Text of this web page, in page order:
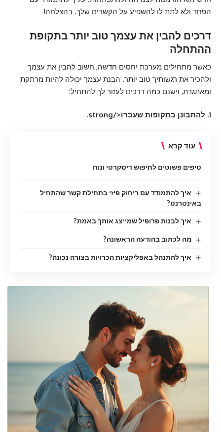
הפחד ולא לתת לו להשפיע על הקשרים שלך. בהצלחה!
דרכים להבין את עצמך טוב יותר בתקופת
ההתחלה
כאשר מתחילים מערכת יחסים חדשה, חשוב להבין את עצמך
ולהכיר את רגשותיך טוב יותר. הבנת עצמך יכולה להיות מרתקת
ומאתגרת, וישנם כמה דרכים לעזור לך להתחיל:
1. להתבונן בתקופות שעברו</strong.
עוד קרא
טיפים פשוטים לחיפוש דיסקרטי ונוח
איך להתמודד עם ריחוק פיזי בתחילת קשר שהתחיל
באינטרנט?
איך לבנות פרופיל שמייצג אותך באמת?
מה לכתוב בהודעה הראשונה?
איך להתנהל באפליקציות הכרויות בצורה נכונה?